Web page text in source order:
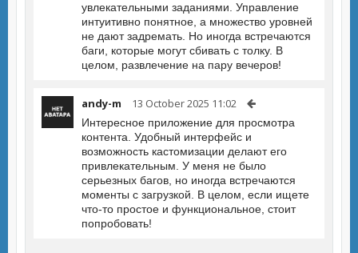
увлекательными заданиями. Управление
интуитивно понятное, а множество уровней
не дают задремать. Но иногда встречаются
баги, которые могут сбивать с толку. В
целом, развлечение на пару вечеров!
andy-m 13 October 2025 11:02
Интересное приложение для просмотра
контента. Удобный интерфейс и
возможность кастомизации делают его
привлекательным. У меня не было
серьезных багов, но иногда встречаются
моменты с загрузкой. В целом, если ищете
что-то простое и функциональное, стоит
попробовать!